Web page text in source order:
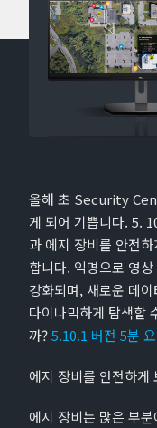
올해 초 Security
게 되어 기쁩니다. 5.
과 에지 장비를 안전
합니다. 익명으로 영
강화되며, 새로운 데
다이나믹하게 탐색할
까?5.10.1 버전 5분
에지 장비를 안전하게
에지 장비는 많은 부